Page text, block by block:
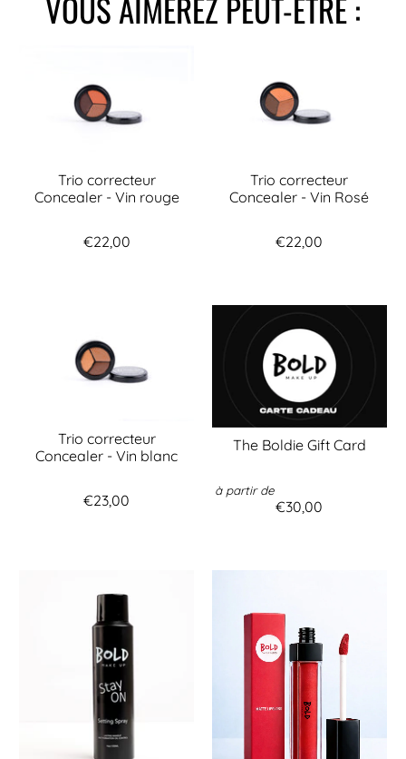
Trio correcteur
Concealer - Vin rouge
€22,00
Trio correcteur
Concealer - Vin Rosé
€22,00
Trio correcteur
Concealer - Vin blanc
€23,00
The Boldie Gift Card
à partir de
€30,00